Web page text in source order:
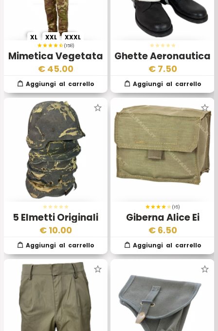
(158)
Mimetica Vegetata
Militare
XL XXL XXXL
€ 45.00
Ghette Aeronautica
Militare Italiana
Mod. 1950
€ 7.50
5 Elmetti Originali
Esercito Italiano
Anni 2000 – 3ª
Scelta
€ 10.00
(16)
Giberna Alice Ei
€ 6.50